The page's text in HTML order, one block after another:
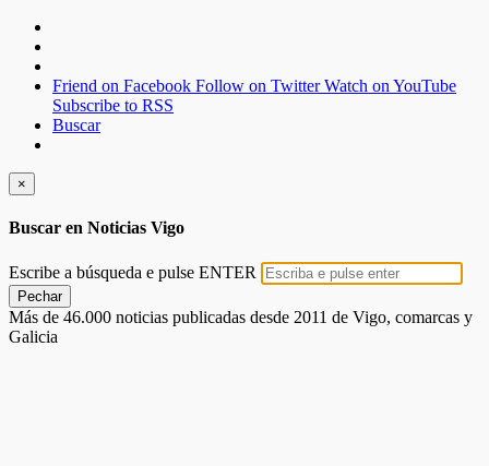
Friend on Facebook Follow on Twitter Watch on YouTube
Subscribe to RSS
Buscar
×
Buscar en Noticias Vigo
Escribe a búsqueda e pulse ENTER
Pechar
Más de 46.000 noticias publicadas desde 2011 de Vigo, comarcas y
Galicia